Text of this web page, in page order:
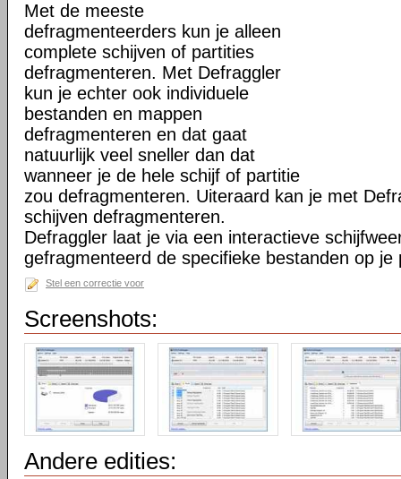
Met de meeste
defragmenteerders kun je alleen
complete schijven of partities
defragmenteren. Met Defraggler
kun je echter ook individuele
bestanden en mappen
defragmenteren en dat gaat
natuurlijk veel sneller dan dat
wanneer je de hele schijf of partitie
zou defragmenteren. Uiteraard kan je met
schijven defragmenteren.
Defraggler laat je via een interactieve
gefragmenteerd de specifieke bestanden op je
Stel een correctie voor
Screenshots:
Andere edities: